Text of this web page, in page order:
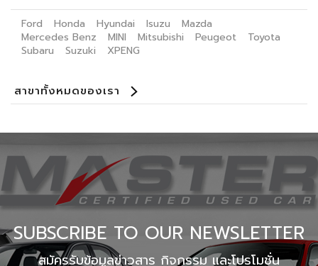
Ford Honda Hyundai Isuzu
Mazda
Mercedes Benz
MINI Mitsubishi Peugeot
Toyota
Subaru
Suzuki XPENG
สาขาทั้งหมดของเรา
Master Certified Used Car ราชพฤษ์
Master Certified Used Car อุบลราชธานี
Master Certified Used Car ภูเก็ต
Master Certified Used Car หาดใหญ่
Summit Honda Used Car พัฒนาการ
Summit Honda Used Car บางนา กม. 4.5
MINI NEXT USED CAR เอกมัย
X PENG USED CAR
SUBSCRIBE TO OUR NEWSLETTER
สมัครรับข้อมูลข่าวสาร กิจกรรม และโปรโมชั่น